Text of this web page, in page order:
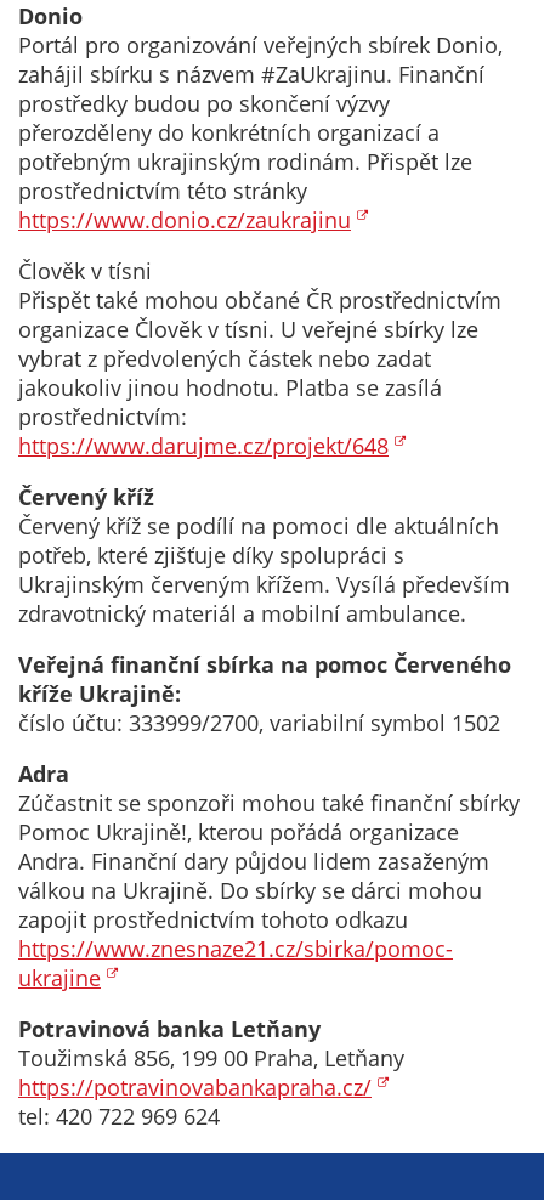
Donio
Portál pro organizování veřejných sbírek Donio,
zahájil sbírku s názvem #ZaUkrajinu. Finanční
prostředky budou po skončení výzvy
přerozděleny do konkrétních organizací a
potřebným ukrajinským rodinám. Přispět lze
prostřednictvím této stránky
https://www.donio.cz/zaukrajinu
Člověk v tísni
Přispět také mohou občané ČR prostřednictvím
organizace Člověk v tísni. U veřejné sbírky lze
vybrat z předvolených částek nebo zadat
jakoukoliv jinou hodnotu. Platba se zasílá
prostřednictvím:
https://www.darujme.cz/projekt/648
Červený kříž
Červený kříž se podílí na pomoci dle aktuálních
potřeb, které zjišťuje díky spolupráci s
Ukrajinským červeným křížem. Vysílá především
zdravotnický materiál a mobilní ambulance.
Veřejná finanční sbírka na pomoc Červeného
kříže Ukrajině:
číslo účtu: 333999/2700, variabilní symbol 1502
Adra
Zúčastnit se sponzoři mohou také finanční sbírky
Pomoc Ukrajině!, kterou pořádá organizace
Andra. Finanční dary půjdou lidem zasaženým
válkou na Ukrajině. Do sbírky se dárci mohou
zapojit prostřednictvím tohoto odkazu
https://www.znesnaze21.cz/sbirka/pomoc-
ukrajine
Potravinová banka Letňany
Toužimská 856, 199 00 Praha, Letňany
https://potravinovabankapraha.cz/
tel: 420 722 969 624
stránek. Data
získaná
pomocí
těchto
cookies
souhrnně, bez
které ukazují
na konkrétní
uživatelé
našeho webu.
vypnete
analytických
cookies ve
vztahu k Vaší
návštěvě,
ztrácíme
možnost
výkonu a
opatření.
Personalizované
soubory cookie
Používáme rovněž
abychom
přizpůsobili naše
webové stránky
zájmům našich